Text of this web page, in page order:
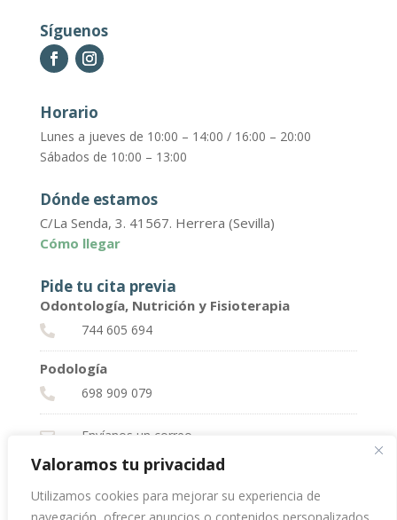
Valoramos tu privacidad
Utilizamos cookies para mejorar su experiencia de
Síguenos
Horario
Lunes a jueves de 10:00 – 14:00 / 16:00 – 20:00
Sábados de 10:00 – 13:00
Dónde estamos
C/La Senda, 3. 41567. Herrera (Sevilla)
Cómo llegar
Pide tu cita previa
Odontología, Nutrición y Fisioterapia
 744 605 694
Podología
 698 909 079
 Envíanos un correo
♡ Tu salud, lo primero